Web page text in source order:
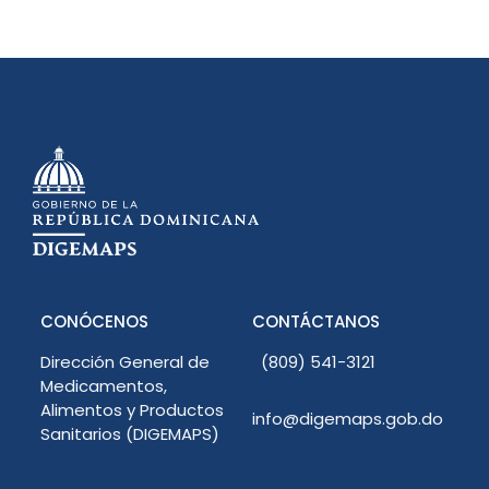
CONÓCENOS
Dirección General de
Medicamentos,
Alimentos y Productos
Sanitarios (DIGEMAPS)
CONTÁCTANOS
(809) 541-3121
info@digemaps.gob.do